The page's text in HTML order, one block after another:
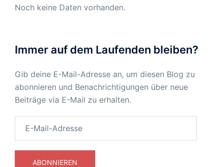
Noch keine Daten vorhanden.
Immer auf dem Laufenden bleiben?
Gib deine E-Mail-Adresse an, um diesen Blog zu
abonnieren und Benachrichtigungen über neue
Beiträge via E-Mail zu erhalten.
Mail-
ABONNIEREN